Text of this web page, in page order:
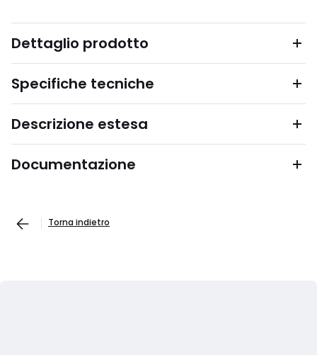
Dettaglio prodotto
Specifiche tecniche
Descrizione estesa
Documentazione
Torna indietro